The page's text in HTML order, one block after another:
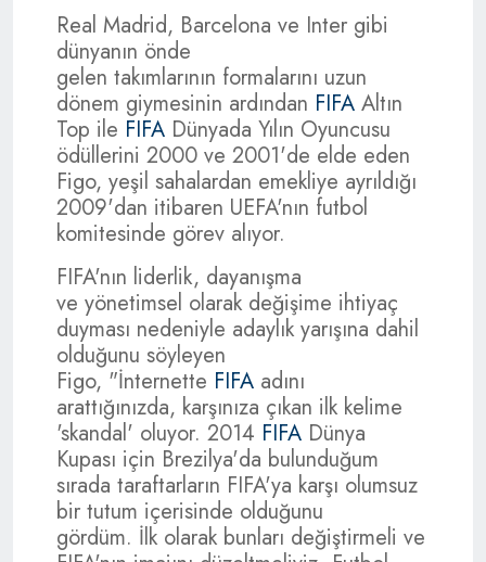
Real Madrid, Barcelona ve Inter gibi
dünyanın önde
gelen takımlarının formalarını uzun
dönem giymesinin ardından FIFA Altın
Top ile FIFA Dünyada Yılın Oyuncusu
ödüllerini 2000 ve 2001'de elde eden
Figo, yeşil sahalardan emekliye ayrıldığı
2009'dan itibaren UEFA'nın futbol
komitesinde görev alıyor.
FIFA'nın liderlik, dayanışma
ve yönetimsel olarak değişime ihtiyaç
duyması nedeniyle adaylık yarışına dahil
olduğunu söyleyen
Figo, "İnternette FIFA adını
arattığınızda, karşınıza çıkan ilk kelime
'skandal' oluyor. 2014 FIFA Dünya
Kupası için Brezilya'da bulunduğum
sırada taraftarların FIFA'ya karşı olumsuz
bir tutum içerisinde olduğunu
gördüm. İlk olarak bunları değiştirmeli ve